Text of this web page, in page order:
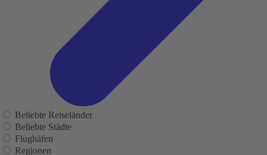
Beliebte Reiseländer
Beliebte Städte
Flughäfen
Regionen